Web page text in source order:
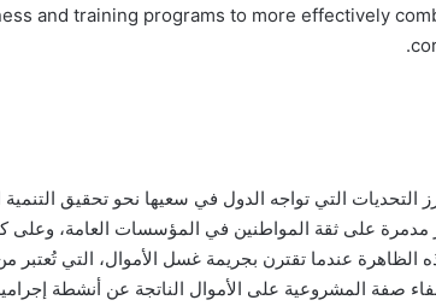
and training programs to more effectively
التحديات التي تواجه الدول في سعيها نحو تحقيق التنمية
مدمرة على ثقة المواطنين في المؤسسات العامة، وعلى
الظاهرة عندما تقترن بجريمة غسل الأموال، التي تُعتبر
صفة المشروعية على الأموال الناتجة عن أنشطة